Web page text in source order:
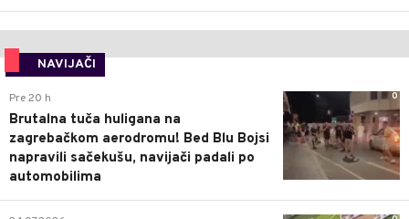
NAVIJAČI
0
Pre 20 h
Brutalna tuča huligana na
zagrebačkom aerodromu! Bed Blu Bojsi
napravili sačekušu, navijači padali po
automobilima